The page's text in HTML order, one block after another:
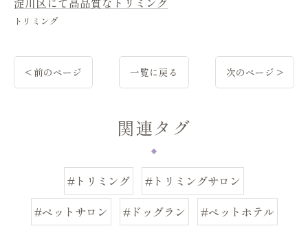
トリミング
< 前のページ 一覧に戻る 次のページ >
関連タグ
#トリミング
#トリミングサロン
#ペットサロン
#ドッグラン #ペットホテル